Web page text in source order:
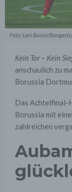
Foto: Lars Baron/
Kein Tor – Kein
anschaulich zu
Borussia
Das Achtelfinal-
Borussia mit
zahlreichen